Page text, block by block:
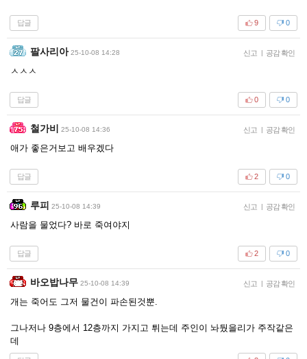
답글 0
9
팔사리아 25-10-08 14:28 신고 | 공감 확인
ㅅㅅㅅ
답글 0
0
철가비 25-10-08 14:36 신고 | 공감 확인
애가 좋은거보고 배우겠다
답글 0
2
루피 25-10-08 14:39 신고 | 공감 확인
사람을 물었다? 바로 죽여야지
답글 0
2
바오밥나무 25-10-08 14:39 신고 | 공감 확인
개는 죽어도 그저 물건이 파손된것뿐.
그나저나 9층에서 12층까지 가지고 튀는데 주인이 놔뒀을리가 주작같은
데